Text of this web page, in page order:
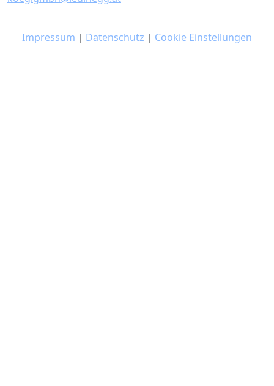
Impressum | Datenschutz | Cookie Einstellungen